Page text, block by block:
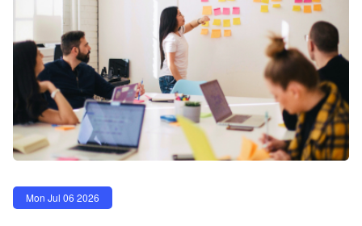
Mon Jul 06 2026